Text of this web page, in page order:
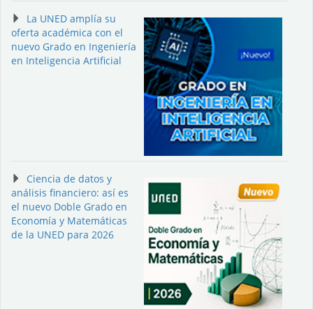
La UNED amplía su
oferta académica con el
nuevo Grado en Ingeniería
en Inteligencia Artificial
Ciencia de datos y
análisis financiero: así es
el nuevo Doble Grado en
Economía y Matemáticas
de la UNED para 2026